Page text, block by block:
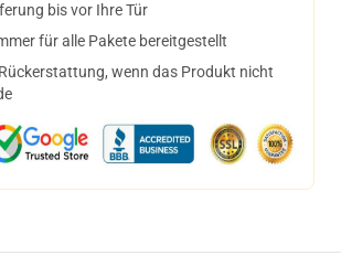
bis vor Ihre Tür
für alle Pakete bereitgestellt
wenn das Produkt nicht